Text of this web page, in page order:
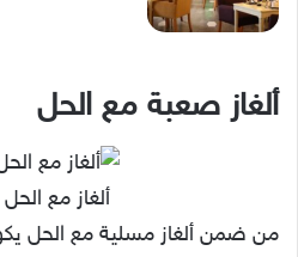
ألغاز صعبة مع الحل
ألغاز مع
من ضمن ألغاز مسلية مع الحل